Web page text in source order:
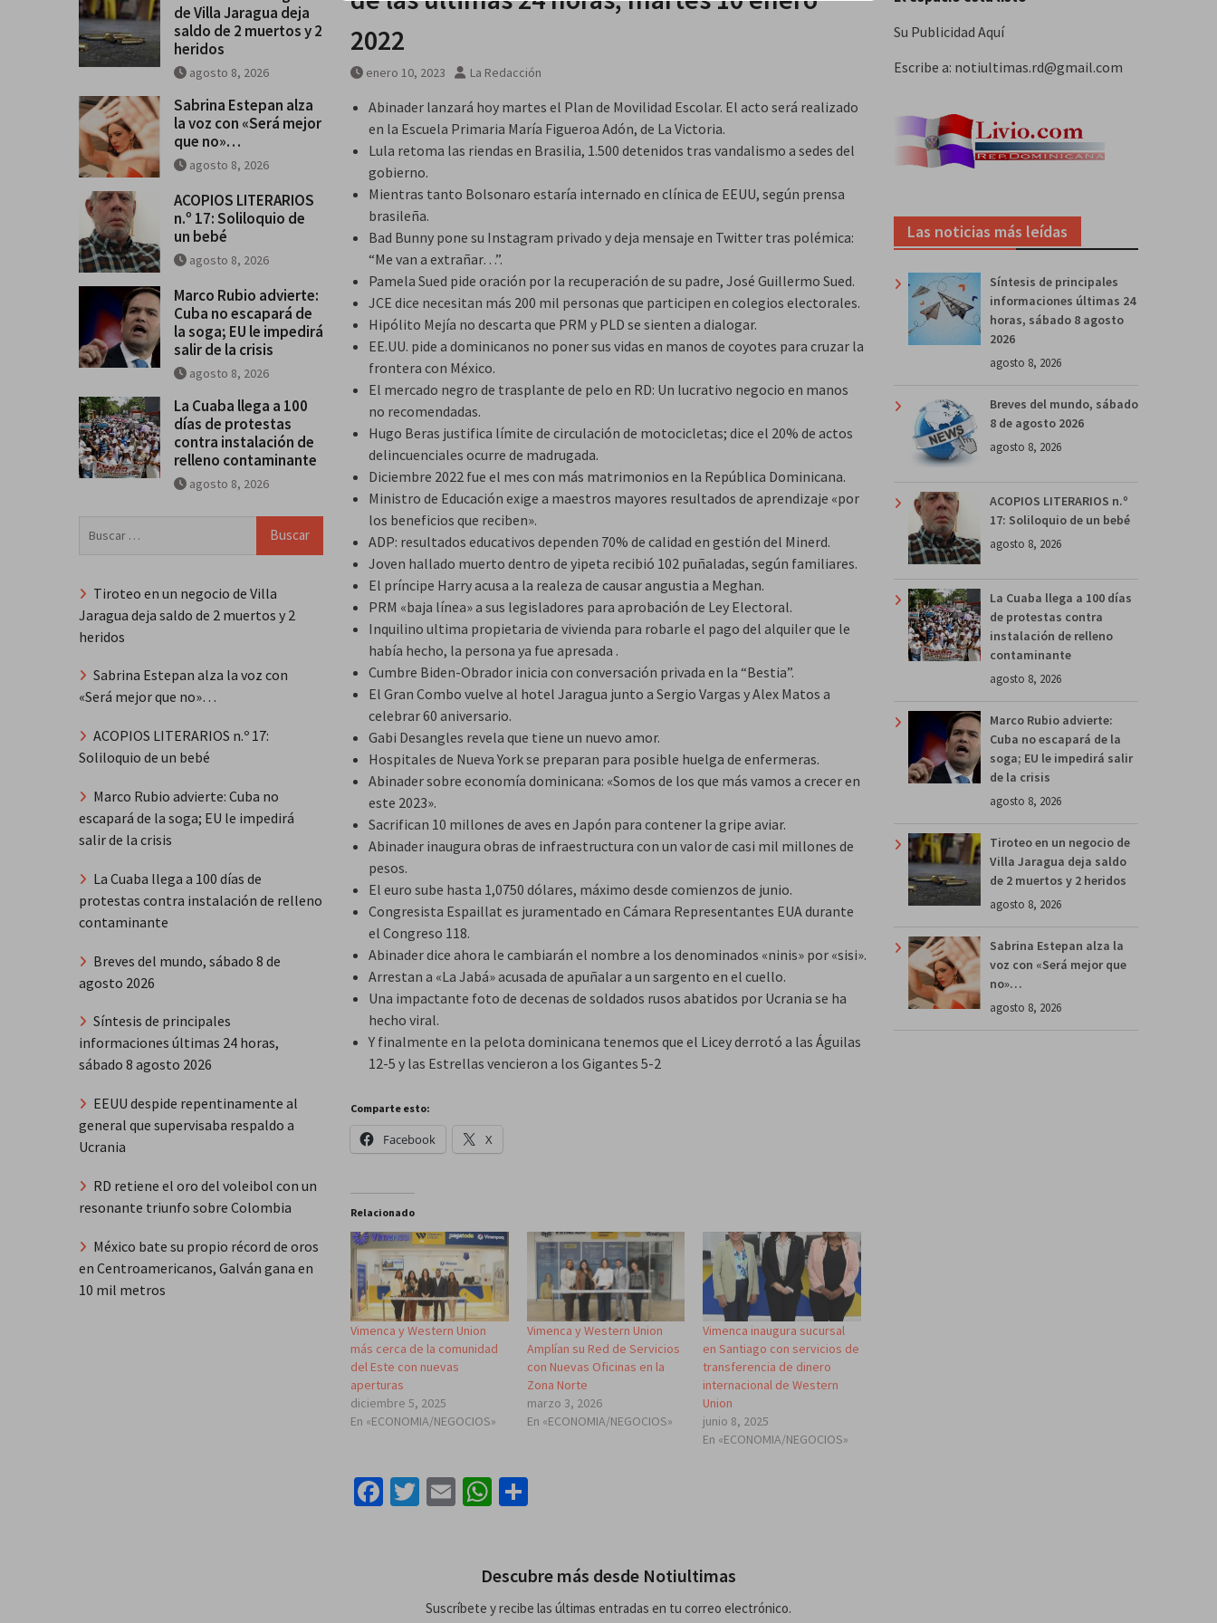
2022
enero 10, 2023 La Redacción
Abinader lanzará hoy martes el Plan de Movilidad Escolar. El acto será realizado
en la Escuela Primaria María Figueroa Adón, de La Victoria.
Lula retoma las riendas en Brasilia, 1.500 detenidos tras vandalismo a sedes del
gobierno.
Mientras tanto Bolsonaro estaría internado en clínica de EEUU, según prensa
brasileña.
Bad Bunny pone su Instagram privado y deja mensaje en Twitter tras polémica:
“Me van a extrañar…”.
Pamela Sued pide oración por la recuperación de su padre, José Guillermo Sued.
JCE dice necesitan más 200 mil personas que participen en colegios electorales.
Hipólito Mejía no descarta que PRM y PLD se sienten a dialogar.
EE.UU. pide a dominicanos no poner sus vidas en manos de coyotes para cruzar la
frontera con México.
El mercado negro de trasplante de pelo en RD: Un lucrativo negocio en manos
no recomendadas.
Hugo Beras justifica límite de circulación de motocicletas; dice el 20% de actos
delincuenciales ocurre de madrugada.
Diciembre 2022 fue el mes con más matrimonios en la República Dominicana.
Ministro de Educación exige a maestros mayores resultados de aprendizaje «por
los beneficios que reciben».
ADP: resultados educativos dependen 70% de calidad en gestión del Minerd.
Joven hallado muerto dentro de yipeta recibió 102 puñaladas, según familiares.
El príncipe Harry acusa a la realeza de causar angustia a Meghan.
PRM «baja línea» a sus legisladores para aprobación de Ley Electoral.
Inquilino ultima propietaria de vivienda para robarle el pago del alquiler que le
había hecho, la persona ya fue apresada .
Cumbre Biden-Obrador inicia con conversación privada en la “Bestia”.
El Gran Combo vuelve al hotel Jaragua junto a Sergio Vargas y Alex Matos a
celebrar 60 aniversario.
Gabi Desangles revela que tiene un nuevo amor.
Hospitales de Nueva York se preparan para posible huelga de enfermeras.
Abinader sobre economía dominicana: «Somos de los que más vamos a crecer en
este 2023».
Sacrifican 10 millones de aves en Japón para contener la gripe aviar.
Abinader inaugura obras de infraestructura con un valor de casi mil millones de
pesos.
El euro sube hasta 1,0750 dólares, máximo desde comienzos de junio.
Congresista Espaillat es juramentado en Cámara Representantes EUA durante
el Congreso 118.
Abinader dice ahora le cambiarán el nombre a los denominados «ninis» por «sisi».
Arrestan a «La Jabá» acusada de apuñalar a un sargento en el cuello.
Una impactante foto de decenas de soldados rusos abatidos por Ucrania se ha
hecho viral.
Y finalmente en la pelota dominicana tenemos que el Licey derrotó a las Águilas
12-5 y las Estrellas vencieron a los Gigantes 5-2
Comparte esto:
Facebook X
Relacionado
Vimenca y Western Union
más cerca de la comunidad
del Este con nuevas
aperturas
diciembre 5, 2025
En «ECONOMIA/NEGOCIOS»
Vimenca y Western Union
Amplían su Red de Servicios
con Nuevas Oficinas en la
Zona Norte
marzo 3, 2026
En «ECONOMIA/NEGOCIOS»
Vimenca inaugura sucursal
en Santiago con servicios de
transferencia de dinero
internacional de Western
Union
junio 8, 2025
En «ECONOMIA/NEGOCIOS»
Facebook
Twitter
EmailWhatsApp
Descubre más desde Notiultimas
Suscríbete y recibe las últimas entradas en tu correo electrónico.
Su Publicidad Aquí
Escribe a: notiultimas.rd@gmail.com
Las noticias más leídas
Síntesis de principales
informaciones últimas 24
horas, sábado 8 agosto
2026
agosto 8, 2026
Breves del mundo, sábado
8 de agosto 2026
agosto 8, 2026
ACOPIOS LITERARIOS n.º
17: Soliloquio de un bebé
agosto 8, 2026
La Cuaba llega a 100 días
de protestas contra
instalación de relleno
contaminante
agosto 8, 2026
Marco Rubio advierte:
Cuba no escapará de la
soga; EU le impedirá salir
de la crisis
agosto 8, 2026
Tiroteo en un negocio de
Villa Jaragua deja saldo
de 2 muertos y 2 heridos
agosto 8, 2026
Sabrina Estepan alza la
voz con «Será mejor que
no»…
agosto 8, 2026
de Villa Jaragua deja
saldo de 2 muertos y 2
heridos
agosto 8, 2026
Sabrina Estepan alza
la voz con «Será mejor
que no»…
agosto 8, 2026
ACOPIOS LITERARIOS
n.º 17: Soliloquio de
un bebé
agosto 8, 2026
Marco Rubio advierte:
Cuba no escapará de
la soga; EU le impedirá
salir de la crisis
agosto 8, 2026
La Cuaba llega a 100
días de protestas
contra instalación de
relleno contaminante
agosto 8, 2026
Tiroteo en un negocio de Villa
Jaragua deja saldo de 2 muertos y 2
heridos
Sabrina Estepan alza la voz con
«Será mejor que no»…
ACOPIOS LITERARIOS n.º 17:
Soliloquio de un bebé
Marco Rubio advierte: Cuba no
escapará de la soga; EU le impedirá
salir de la crisis
La Cuaba llega a 100 días de
protestas contra instalación de relleno
contaminante
Breves del mundo, sábado 8 de
agosto 2026
Síntesis de principales
informaciones últimas 24 horas,
sábado 8 agosto 2026
EEUU despide repentinamente al
general que supervisaba respaldo a
Ucrania
RD retiene el oro del voleibol con un
resonante triunfo sobre Colombia
México bate su propio récord de oros
en Centroamericanos, Galván gana en
10 mil metros